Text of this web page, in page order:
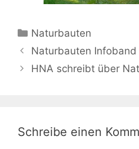
Kategorien
Naturbauten
Naturbauten
HNA schreibt über
Schreibe einen